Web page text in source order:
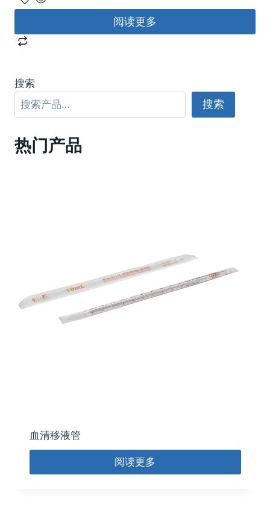
阅读更多
搜索
搜索
热门产品
血清移液管
阅读更多